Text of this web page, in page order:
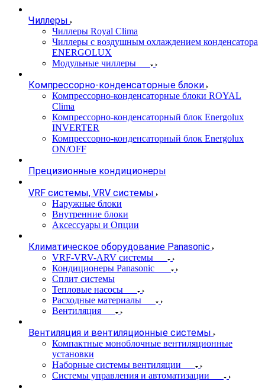
Чиллеры
Чиллеры Royal Clima
Чиллеры с воздушным охлаждением конденсатора
ENERGOLUX
Модульные чиллеры
Компрессорно-конденсаторные блоки
Компрессорно-конденсаторные блоки ROYAL
Clima
Компрессорно-конденсаторный блок Energolux
INVERTER
Компрессорно-конденсаторный блок Energolux
ON/OFF
Прецизионные кондиционеры
VRF системы, VRV системы
Наружные блоки
Внутренние блоки
Аксессуары и Опции
Климатическое оборудование Panasonic
VRF-VRV-ARV системы
Кондиционеры Panasonic
Сплит системы
Тепловые насосы
Расходные материалы
Вентиляция
Вентиляция и вентиляционные системы
Компактные моноблочные вентиляционные
установки
Наборные системы вентиляции
Системы управления и автоматизации